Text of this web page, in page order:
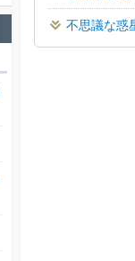
不思議な惑